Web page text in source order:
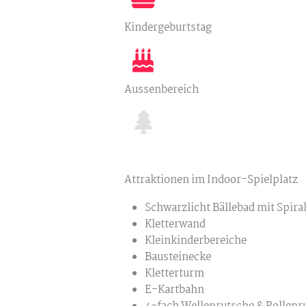
Kindergeburtstag
Aussenbereich
Attraktionen im Indoor-Spielplatz
Schwarzlicht Bällebad mit
Kletterwand
Kleinkinderbereiche
Bausteinecke
Kletterturm
E-Kartbahn